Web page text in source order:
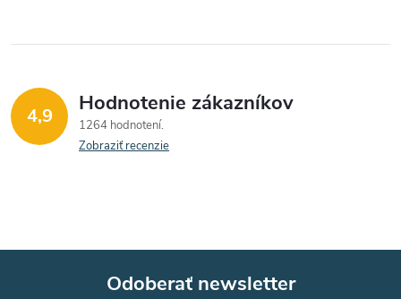
4,9 Hodnotenie zákazníkov
1264 hodnotení
Zobraziť recenzie
Odoberať newsletter